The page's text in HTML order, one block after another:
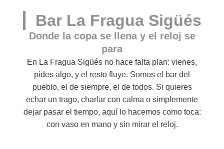
Bar La Fragua Sigüés
Donde la copa se llena y el reloj se
para
En La Fragua Sigüés no hace falta plan: vienes,
pides algo, y el resto fluye. Somos el bar del
pueblo, el de siempre, el de todos. Si quieres
echar un trago, charlar con calma o simplemente
dejar pasar el tiempo, aquí lo hacemos como toca:
con vaso en mano y sin mirar el reloj.